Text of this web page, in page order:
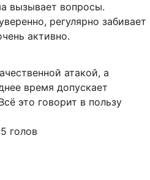
вызывает вопросы.
регулярно забивает
активно.
атакой, а
время допускает
это говорит в пользу
голов